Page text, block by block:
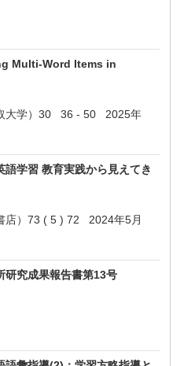
Multi-Word Items in
大学）30 36 - 50 2025年
学習 教育実践から見えてき
店）73 ( 5 ) 72 2024年5月
研究成果報告書第13号